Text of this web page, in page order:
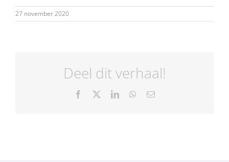
27 november 2020
Deel dit verhaal!
Facebook LinkedInWhatsApp
E-